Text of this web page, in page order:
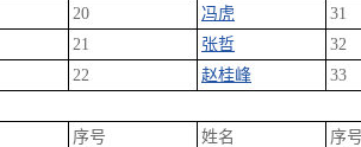
20 冯虎 31
21 张哲 32
22 赵桂峰 33
序号 姓名 序号